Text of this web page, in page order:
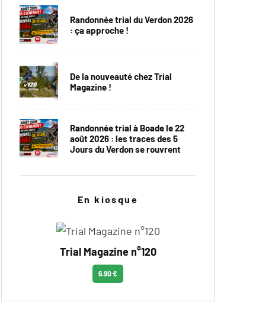
Randonnée trial du Verdon 2026
: ça approche !
De la nouveauté chez Trial
Magazine !
Randonnée trial à Boade le 22
août 2026 : les traces des 5
Jours du Verdon se rouvrent
En kiosque
Trial Magazine n°120
6.90 €